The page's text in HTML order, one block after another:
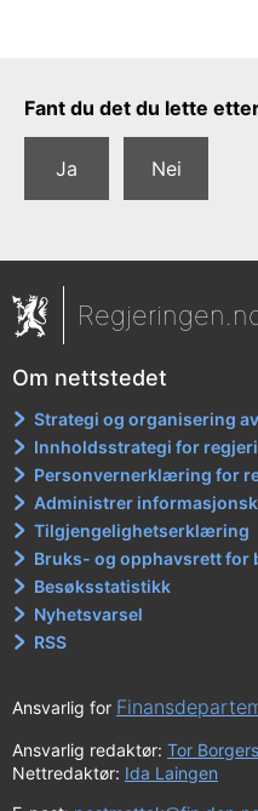
Tilbakemeldingsskjema
Fant du det du lette
Ja Nei
Om nettstedet
Strategi og organisering
Innholdsstrategi for
Personvernerklæring for
Administrer
Tilgjengelighetserklæring
Bruks- og opphavsrett for
Besøksstatistikk
Nyhetsvarsel
RSS
Ansvarlig for
Ansvarlig redaktør: Tor
Nettredaktør: Ida Laingen